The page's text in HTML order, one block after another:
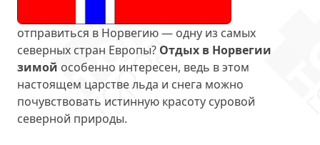
отправиться в Норвегию — одну из самых
северных стран Европы? Отдых в Норвегии
зимой особенно интересен, ведь в этом
настоящем царстве льда и снега можно
почувствовать истинную красоту суровой
северной природы.